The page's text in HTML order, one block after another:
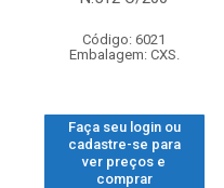
Código: 6021
Embalagem: CXS.
Faça seu login ou
cadastre-se para
ver preços e
comprar